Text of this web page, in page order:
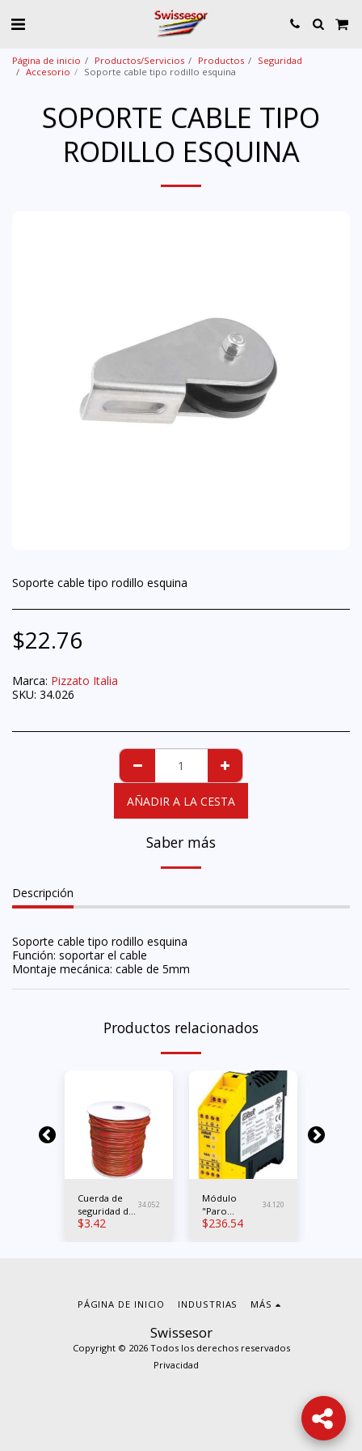
Página de inicio Productos/Servicios Productos
Seguridad
Accesorio
Soporte cable tipo rodillo esquina
SOPORTE CABLE TIPO
RODILLO ESQUINA
Soporte cable tipo rodillo esquina
$22.76
Marca: Pizzato Italia
SKU: 34.026
AÑADIR A LA CESTA
Saber más
Descripción
Soporte cable tipo rodillo esquina
Función: soportar el cable
Montaje mecánica: cable de 5mm
Productos relacionados
Cuerda de
seguridad de
acero
34.052
$3.42
Módulo
"Paro
emergencia"
34.120
$236.54
Swissesor
Copyright © 2026 Todos los derechos reservados
Privacidad
PÁGINA DE INICIO INDUSTRIAS MÁS